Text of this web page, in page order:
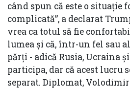
când spun că este o situație
complicată”, a declarat
vrea ca totul să fie
lumea și că, într-un fel sau
părți - adică Rusia, Ucraina
participa, dar că acest lucru
separat. Diplomat,